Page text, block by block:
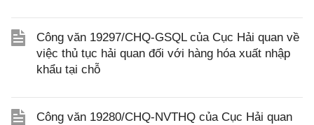
Công văn 19297/CHQ-GSQL của Cục Hải quan về
việc thủ tục hải quan đối với hàng hóa xuất nhập
khẩu tại chỗ
Công văn 19280/CHQ-NVTHQ của Cục Hải quan